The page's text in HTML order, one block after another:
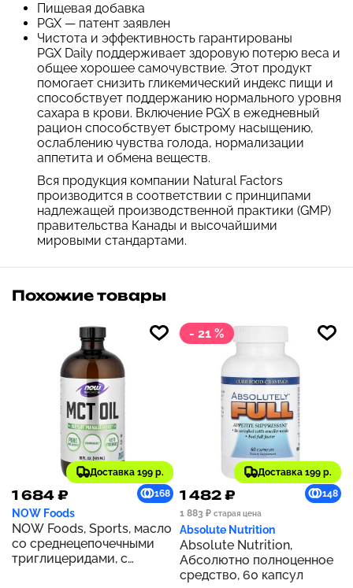
Пищевая добавка
PGX — патент заявлен
Чистота и эффективность гарантированы
PGX Daily поддерживает здоровую потерю веса и
общее хорошее самочувствие. Этот продукт
помогает снизить гликемический индекс пищи и
способствует поддержанию нормального уровня
сахара в крови. Включение PGX в ежедневный
рацион способствует быстрому насыщению,
ослаблению чувства голода, нормализации
аппетита и обмена веществ.
Вся продукция компании Natural Factors
производится в соответствии с принципами
надлежащей производственной практики (GMP)
правительства Канады и высочайшими
мировыми стандартами.
Похожие товары
Доставка 199 р.
1 684 ₽ 168
NOW Foods
NOW Foods, Sports, масло
со среднецепочечными
триглицеридами, с
- 21 %
Доставка 199 р.
1 482 ₽
148
1 883 ₽ старая цена
Absolute Nutrition
Absolute Nutrition,
Абсолютно полноценное
средство, 60 капсул